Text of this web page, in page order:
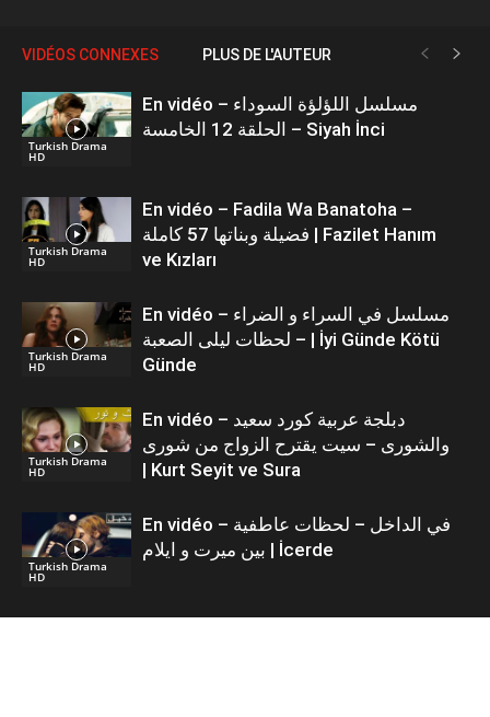
VIDÉOS CONNEXES PLUS DE L'AUTEUR
Turkish Drama
HD
En vidéo – مسلسل اللؤلؤة السوداء
الحلقة 12 الخامسة – Siyah İnci
Turkish Drama
HD
En vidéo – Fadila Wa Banatoha –
فضيلة وبناتها 57 كاملة | Fazilet Hanım
ve Kızları
Turkish Drama
HD
En vidéo – مسلسل في السراء و الضراء
– لحظات ليلى الصعبة | İyi Günde Kötü
Günde
Turkish Drama
HD
En vidéo – دبلجة عربية كورد سعيد
والشورى – سيت يقترح الزواج من شورى
| Kurt Seyit ve Sura
Turkish Drama
HD
En vidéo – في الداخل – لحظات عاطفية
بين ميرت و ايلام | İcerde